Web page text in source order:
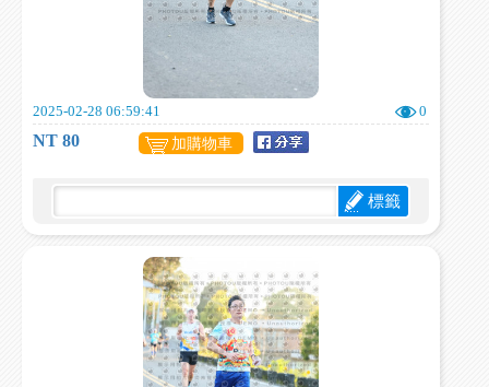
2025-02-28 06:59:41 0
NT 80 加購物車
標籤